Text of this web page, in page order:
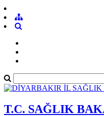
T.C. SAĞLIK